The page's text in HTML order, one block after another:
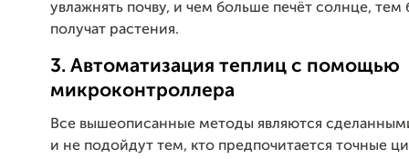
увлажнять почву, и чем больше печёт солнце,
получат растения.
3. Автоматизация теплиц с помощью
микроконтроллера
Все вышеописанные методы являются
и не подойдут тем, кто предпочитается точные